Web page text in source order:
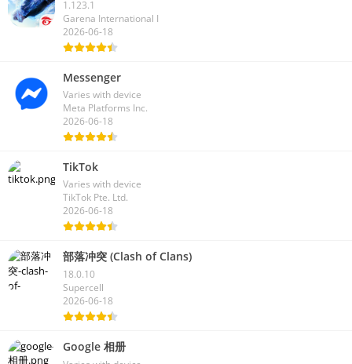
1.123.1
Garena International I
2026-06-18
Messenger
Varies with device
Meta Platforms Inc.
2026-06-18
TikTok
Varies with device
TikTok Pte. Ltd.
2026-06-18
部落冲突 (Clash of Clans)
18.0.10
Supercell
2026-06-18
Google 相册